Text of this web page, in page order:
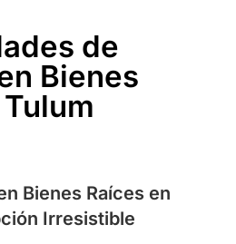
de
Bienes
Bienes Raíces en
Irresistible